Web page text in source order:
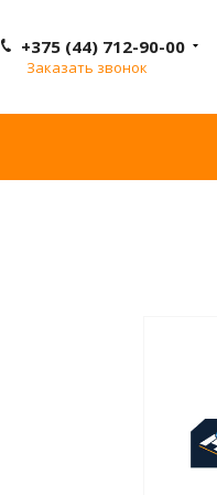
+375 (44) 712-90-00
Заказать звонок